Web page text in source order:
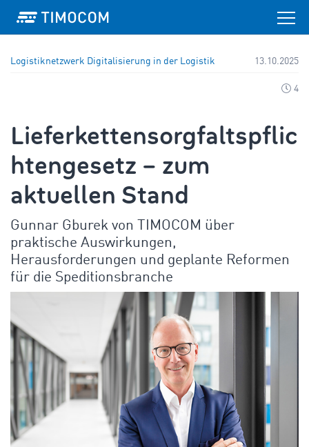
Logistiknetzwerk Digitalisierung in der Logistik 13.10.2025
4
Lieferkettensorgfaltspflic
htengesetz – zum
aktuellen Stand
Gunnar Gburek von TIMOCOM über
praktische Auswirkungen,
Herausforderungen und geplante Reformen
für die Speditionsbranche